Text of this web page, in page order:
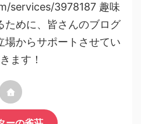
services/3978187 趣味
ために、皆さんのブログ
場からサポートさせてい
ます！